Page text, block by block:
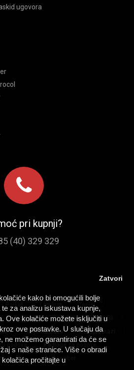
kako bi omogućili bolje
za analizu iskustava kupnje,
Ove kolačiće možete isključiti u
ove postavke. U slučaju da
ne možemo garantirati da će se
s naše stranice. Više o obradi
pročitajte u
Zatvori
ugovora
pri kupnji?
(40) 329 329
/ Laminat / Tepisi
/ Tepih staze / Lajsne / Profili
/ Umjetna trava / Predpremazi
podova / Podloge za podove /
podove / Alat i pribor